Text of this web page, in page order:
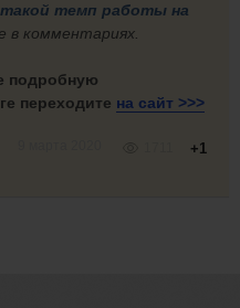
темп работы на
в комментариях.
подробную
переходите на сайт >>>
+1